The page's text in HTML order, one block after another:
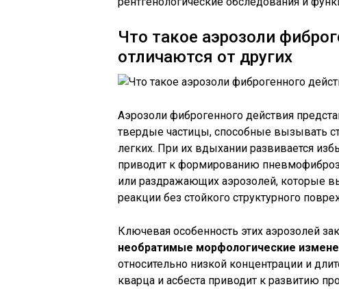
Что такое аэрозоли
отличаются от других
Аэрозоли фиброгенного действия
твердые частицы, способные вызывать
легких. При их вдыхании развивается
приводит к формированию
или раздражающих аэрозолей, которые
реакции без стойкого структурного
Ключевая особенность этих аэрозолей
необратимые морфологические
относительно низкой концентрации и
кварца и асбеста приводит к развитию